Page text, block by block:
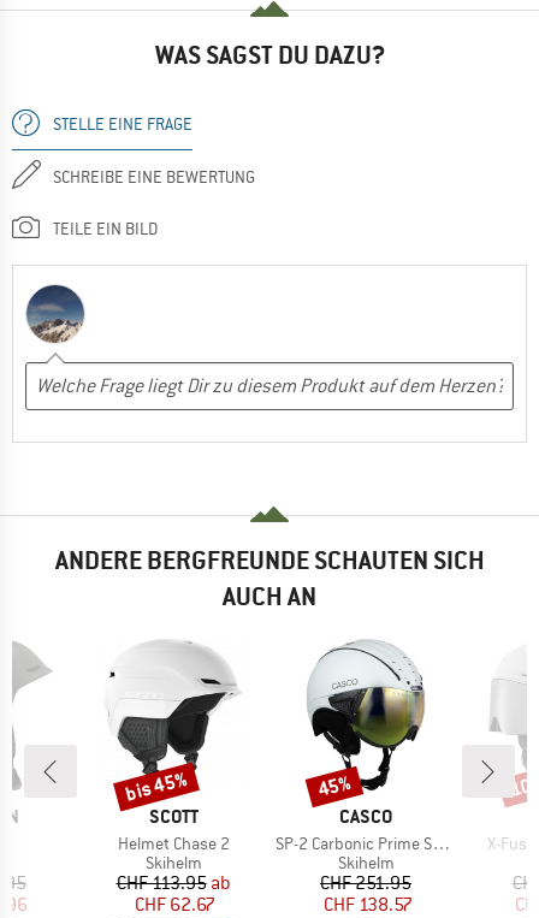
WAS SAGST DU DAZU?
STELLE EINE FRAGE
SCHREIBE EINE BEWERTUNG
TEILE EIN BILD
ANDERE BERGFREUNDE SCHAUTEN SICH
AUCH AN
Preis
MARKE
SCOTT
Artikel
Helmet Chase 2
Produktgruppe
Skihelm
Preis
CHF 113.95reduzierter Preis
ab
CHF 62.67
Rabatt
bis 45%
MARKE
CASCO
Artikel
SP-2 Carbonic Prime Structure S3
Produktgruppe
Skihelm
Preis
CHF 251.95reduzierter Preis
CHF 138.57
Rabatt
45%
Artikel
X-